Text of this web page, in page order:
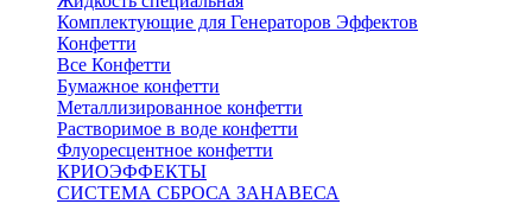
Комплектующие для Генераторов Эффектов
Конфетти
Все Конфетти
Бумажное конфетти
Металлизированное конфетти
Растворимое в воде конфетти
Флуоресцентное конфетти
КРИОЭФФЕКТЫ
СИСТЕМА СБРОСА ЗАНАВЕСА